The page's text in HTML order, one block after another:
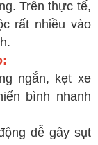
Trên thực tế,
rất nhiều vào
ngắn, kẹt xe
bình nhanh
dễ gây sụt